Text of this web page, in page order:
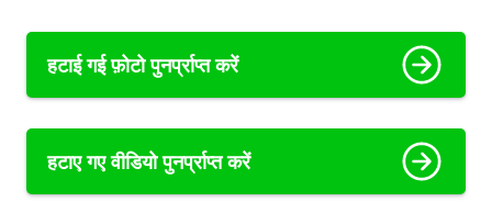
हटाई गई फ़ोटो पुनर्प्राप्त करें
हटाए गए वीडियो पुनर्प्राप्त करें